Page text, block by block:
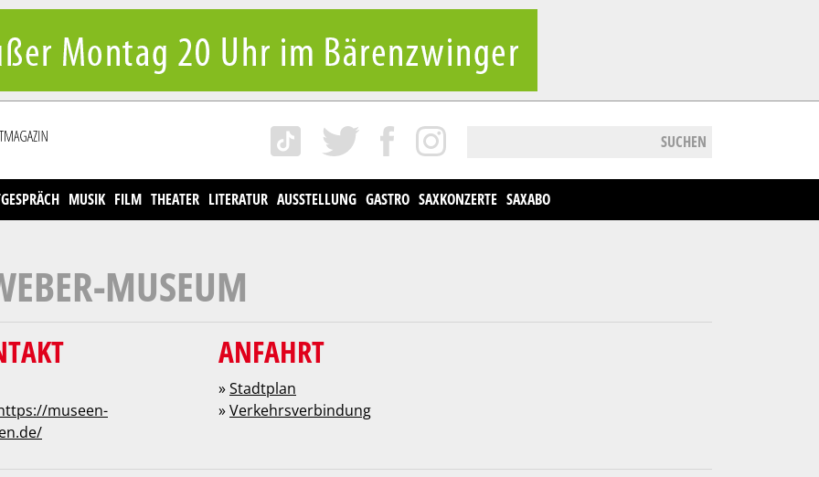
SUCHEN
MUSIK FILM THEATER LITERATUR AUSSTELLUNG GASTRO SAXKONZERTE SAXABO
MUSEUM
museen-
ANFAHRT
»Stadtplan
»Verkehrsverbindung